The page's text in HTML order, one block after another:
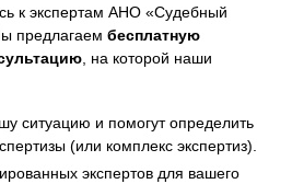
к экспертам АНО «Судебный
предлагаем бесплатную
, на которой наши
ситуацию и помогут определить
(или комплекс экспертиз).
экспертов для вашего